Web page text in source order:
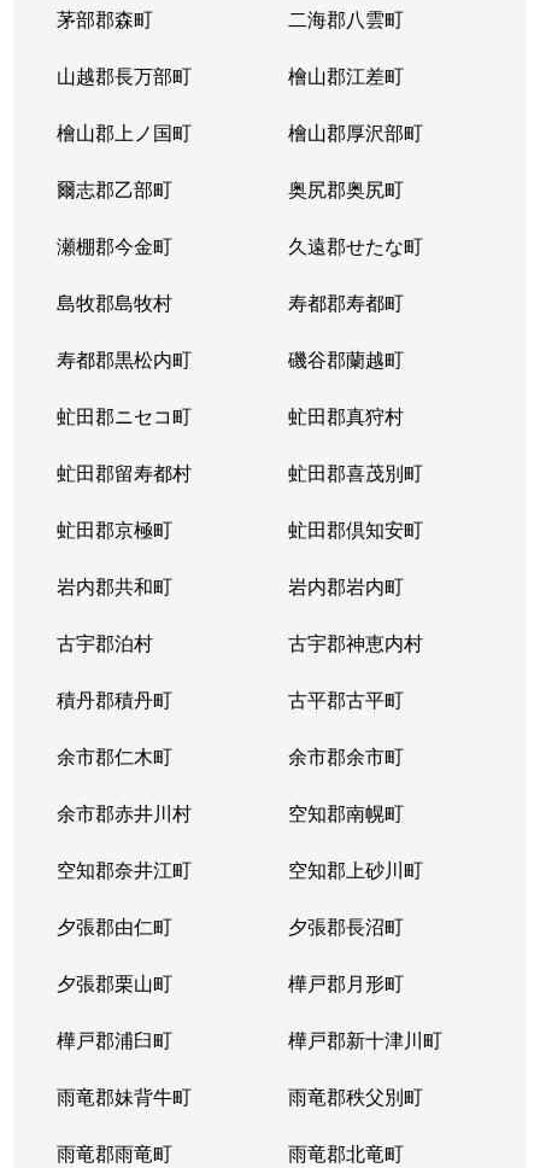
茅部郡森町 二海郡八雲町
山越郡長万部町 檜山郡江差町
檜山郡上ノ国町 檜山郡厚沢部町
爾志郡乙部町 奥尻郡奥尻町
瀬棚郡今金町 久遠郡せたな町
島牧郡島牧村 寿都郡寿都町
寿都郡黒松内町 磯谷郡蘭越町
虻田郡ニセコ町 虻田郡真狩村
虻田郡留寿都村 虻田郡喜茂別町
虻田郡京極町 虻田郡倶知安町
岩内郡共和町 岩内郡岩内町
古宇郡泊村 古宇郡神恵内村
積丹郡積丹町 古平郡古平町
余市郡仁木町 余市郡余市町
余市郡赤井川村 空知郡南幌町
空知郡奈井江町 空知郡上砂川町
夕張郡由仁町 夕張郡長沼町
夕張郡栗山町 樺戸郡月形町
樺戸郡浦臼町 樺戸郡新十津川町
雨竜郡妹背牛町 雨竜郡秩父別町
雨竜郡雨竜町 雨竜郡北竜町